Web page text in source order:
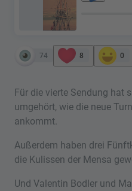
74 8 0
Für die vierte Sendung hat
umgehört, wie die neue
ankommt.
Außerdem haben drei
die Kulissen der Mensa
Und Valentin Bodler und